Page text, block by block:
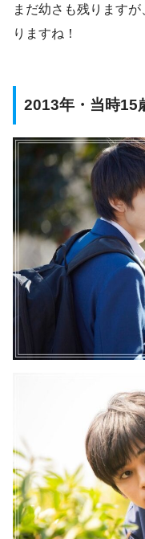
まだ幼さも残ります
りますね！
2013年・当時15